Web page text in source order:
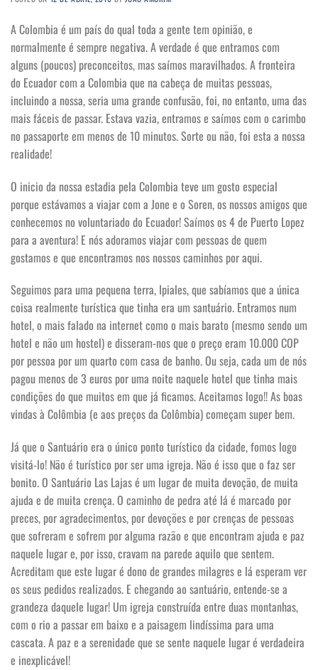
A Colombia é um país do qual toda a gente tem opinião, e
normalmente é sempre negativa. A verdade é que entramos com
alguns (poucos) preconceitos, mas saímos maravilhados. A fronteira
do Ecuador com a Colombia que na cabeça de muitas pessoas,
incluindo a nossa, seria uma grande confusão, foi, no entanto, uma das
mais fáceis de passar. Estava vazia, entramos e saímos com o carimbo
no passaporte em menos de 10 minutos. Sorte ou não, foi esta a nossa
realidade!
O inicio da nossa estadia pela Colombia teve um gosto especial
porque estávamos a viajar com a Jone e o Soren, os nossos amigos que
conhecemos no voluntariado do Ecuador! Saímos os 4 de Puerto Lopez
para a aventura! E nós adoramos viajar com pessoas de quem
gostamos e que encontramos nos nossos caminhos por aqui.
Seguimos para uma pequena terra, Ipiales, que sabíamos que a única
coisa realmente turística que tinha era um santuário. Entramos num
hotel, o mais falado na internet como o mais barato (mesmo sendo um
hotel e não um hostel) e disseram-nos que o preço eram 10.000 COP
por pessoa por um quarto com casa de banho. Ou seja, cada um de nós
pagou menos de 3 euros por uma noite naquele hotel que tinha mais
condições do que muitos em que já ficamos. Aceitamos logo!! As boas
vindas à Colômbia (e aos preços da Colômbia) começam super bem.
Já que o Santuário era o único ponto turístico da cidade, fomos logo
visitá-lo! Não é turístico por ser uma igreja. Não é isso que o faz ser
bonito. O Santuário Las Lajas é um lugar de muita devoção, de muita
ajuda e de muita crença. O caminho de pedra até lá é marcado por
preces, por agradecimentos, por devoções e por crenças de pessoas
que sofreram e sofrem por alguma razão e que encontram ajuda e paz
naquele lugar e, por isso, cravam na parede aquilo que sentem.
Acreditam que este lugar é dono de grandes milagres e lá esperam ver
os seus pedidos realizados. E chegando ao santuário, entende-se a
grandeza daquele lugar! Um igreja construída entre duas montanhas,
com o rio a passar em baixo e a paisagem lindíssima para uma
cascata. A paz e a serenidade que se sente naquele lugar é verdadeira
e inexplicável!